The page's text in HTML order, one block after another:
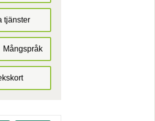
tjänster
Mångspråk